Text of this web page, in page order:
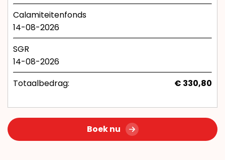
Calamiteitenfonds
14-08-2026
SGR
14-08-2026
Totaalbedrag:
€ 330,80
Boek nu